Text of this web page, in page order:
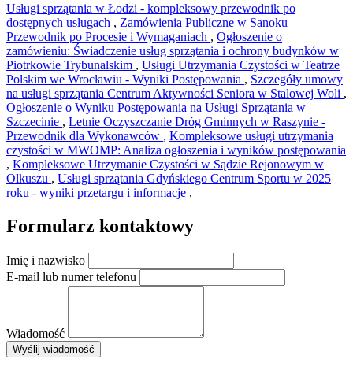
Usługi sprzątania w Łodzi - kompleksowy przewodnik po
dostępnych usługach , Zamówienia Publiczne w Sanoku –
Przewodnik po Procesie i Wymaganiach , Ogłoszenie o
zamówieniu: Świadczenie usług sprzątania i ochrony budynków w
Piotrkowie Trybunalskim , Usługi Utrzymania Czystości w Teatrze
Polskim we Wrocławiu - Wyniki Postępowania , Szczegóły umowy
na usługi sprzątania Centrum Aktywności Seniora w Stalowej Woli ,
Ogłoszenie o Wyniku Postępowania na Usługi Sprzątania w
Szczecinie , Letnie Oczyszczanie Dróg Gminnych w Raszynie -
Przewodnik dla Wykonawców , Kompleksowe usługi utrzymania
czystości w MWOMP: Analiza ogłoszenia i wyników postępowania
, Kompleksowe Utrzymanie Czystości w Sądzie Rejonowym w
Olkuszu , Usługi sprzątania Gdyńskiego Centrum Sportu w 2025
roku - wyniki przetargu i informacje ,
Formularz kontaktowy
Imię i nazwisko
E-mail lub numer telefonu
Wiadomość
Wyślij wiadomośćAMSA Sp. z o.o. - ul. Blokowa 8, Warszawa